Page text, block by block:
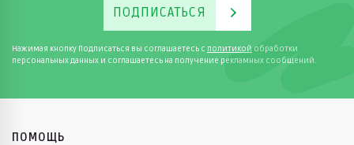
ПОДПИСАТЬСЯ
Нажимая кнопку Подписаться вы соглашаетесь с политикой обработки
персональных данных и соглашаетесь на получение рекламных сообщений.
ПОМОЩЬ